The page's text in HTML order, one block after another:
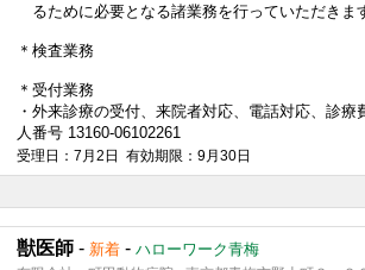
るために必要となる諸業務を行っていただきま
＊検査業務
＊受付業務
・外来診療の受付、来院者対応、電話対応、診
人番号 13160-06102261
受理日：7月2日 有効期限：9月30日
獣医師 - 新着 - ハローワーク青梅